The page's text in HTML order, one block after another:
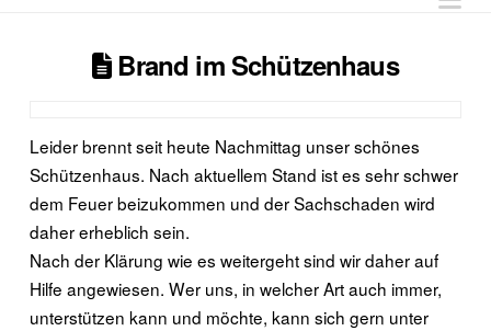
Brand im Schützenhaus
Leider brennt seit heute Nachmittag unser schönes
Schützenhaus. Nach aktuellem Stand ist es sehr schwer
dem Feuer beizukommen und der Sachschaden wird
daher erheblich sein.
Nach der Klärung wie es weitergeht sind wir daher auf
Hilfe angewiesen. Wer uns, in welcher Art auch immer,
unterstützen kann und möchte, kann sich gern unter